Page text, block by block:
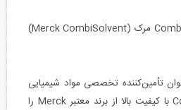
🔹🔸 فروش ویژه ‎CombiSolvent‎ مرک (‎Merck CombiSolvent‎)
تأمین‌کننده تخصصی مواد شیمیایی
آزمایشگاهی، ‎CombiSolvent‎ با کیفیت بالا از برند معتبر ‎Merck‎ را